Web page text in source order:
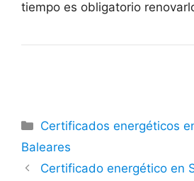
tiempo es obligatorio
Categorías
Certificados energéticos
Baleares
Certificado energético en